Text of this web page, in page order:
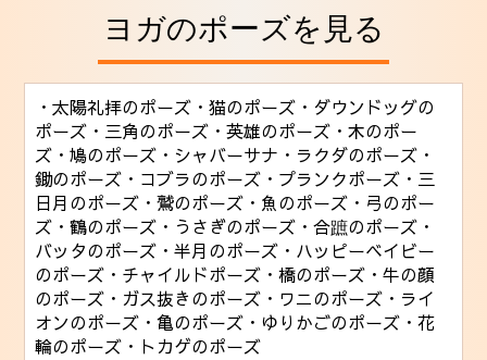
ヨガのポーズを見る
・太陽礼拝のポーズ ・猫のポーズ ・ダウンドッグの
ポーズ ・三角のポーズ ・英雄のポーズ ・木のポー
ズ ・鳩のポーズ ・シャバーサナ ・ラクダのポーズ ・
鋤のポーズ ・コブラのポーズ ・プランクポーズ ・三
日月のポーズ ・鷲のポーズ ・魚のポーズ ・弓のポー
ズ ・鶴のポーズ ・うさぎのポーズ ・合蹠のポーズ ・
バッタのポーズ ・半月のポーズ ・ハッピーベイビー
のポーズ ・チャイルドポーズ ・橋のポーズ ・牛の顔
のポーズ ・ガス抜きのポーズ ・ワニのポーズ ・ライ
オンのポーズ ・亀のポーズ ・ゆりかごのポーズ ・花
輪のポーズ ・トカゲのポーズ